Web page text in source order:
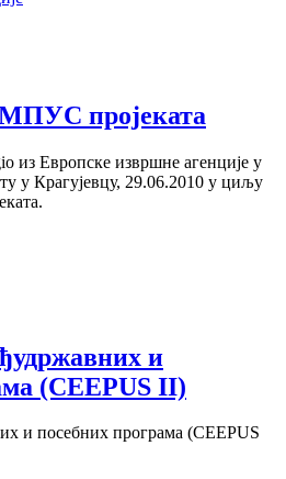
пројеката
из Европске извршне агенције у
у Крагујевцу, 29.06.2010 у циљу
и
(CEEPUS II)
и посебних програма (CEEPUS